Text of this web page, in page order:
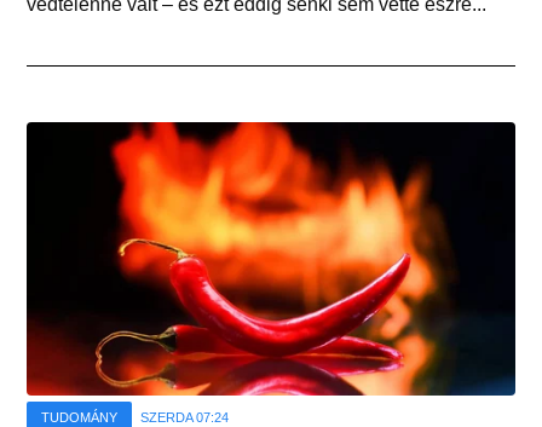
védtelenné vált – és ezt eddig senki sem vette észre...
TUDOMÁNY SZERDA 07:24